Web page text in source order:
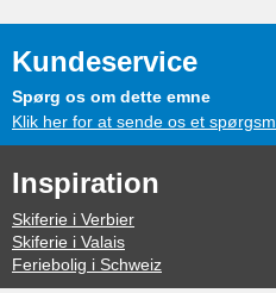
Kundeservice
Spørg os om dette emne
Klik her for at sende os et
Inspiration
Skiferie i Verbier
Skiferie i Valais
Feriebolig i Schweiz